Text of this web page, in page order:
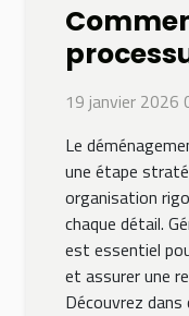
19 janvier 2026
Le
une étape
organisation
chaque détail.
est essentiel
et assurer une
Découvrez dans